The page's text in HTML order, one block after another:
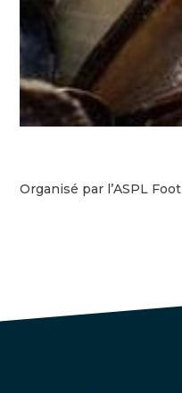
Organisé par l’ASPL Foot